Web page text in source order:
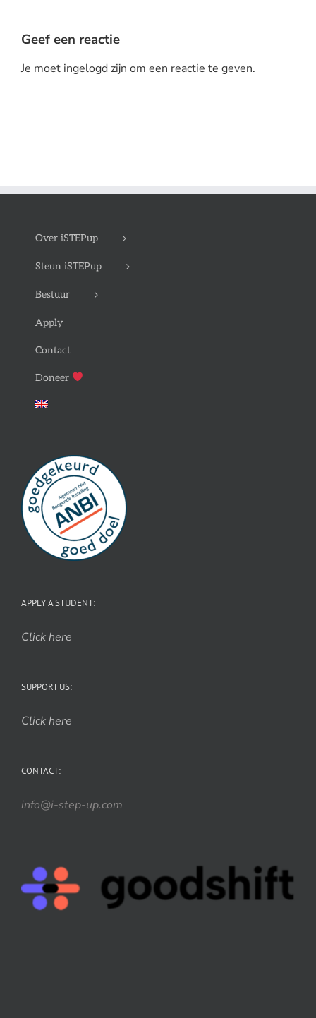
Geef een reactie
Je moet ingelogd zijn om een reactie te geven.
Over iSTEPup
Steun iSTEPup
Bestuur
Apply
Contact
Doneer
APPLY A STUDENT:
Click here
SUPPORT US:
Click here
CONTACT:
info@i-step-up.com